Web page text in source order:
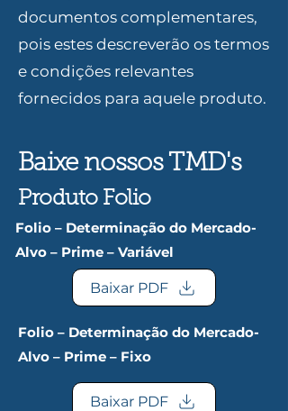
documentos complementares,
pois estes descreverão os termos
e condições relevantes
fornecidos para aquele produto.
Baixe nossos TMD's
Produto Folio
Folio – Determinação do Mercado-
Alvo – Prime – Variável
Baixar PDF
Folio – Determinação do Mercado-
Alvo – Prime – Fixo
Baixar PDF